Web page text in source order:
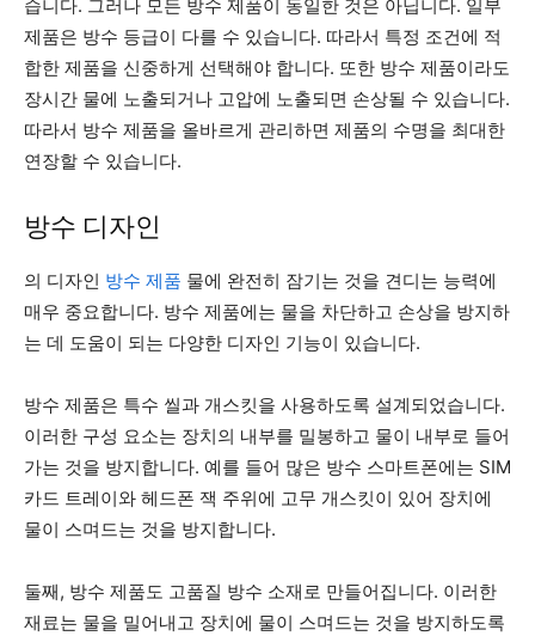
습니다. 그러나 모든 방수 제품이 동일한 것은 아닙니다. 일부
제품은 방수 등급이 다를 수 있습니다. 따라서 특정 조건에 적
합한 제품을 신중하게 선택해야 합니다. 또한 방수 제품이라도
장시간 물에 노출되거나 고압에 노출되면 손상될 수 있습니다.
따라서 방수 제품을 올바르게 관리하면 제품의 수명을 최대한
연장할 수 있습니다.
방수 디자인
의 디자인 방수 제품 물에 완전히 잠기는 것을 견디는 능력에
매우 중요합니다. 방수 제품에는 물을 차단하고 손상을 방지하
는 데 도움이 되는 다양한 디자인 기능이 있습니다.
방수 제품은 특수 씰과 개스킷을 사용하도록 설계되었습니다.
이러한 구성 요소는 장치의 내부를 밀봉하고 물이 내부로 들어
가는 것을 방지합니다. 예를 들어 많은 방수 스마트폰에는 SIM
카드 트레이와 헤드폰 잭 주위에 고무 개스킷이 있어 장치에
물이 스며드는 것을 방지합니다.
둘째, 방수 제품도 고품질 방수 소재로 만들어집니다. 이러한
재료는 물을 밀어내고 장치에 물이 스며드는 것을 방지하도록